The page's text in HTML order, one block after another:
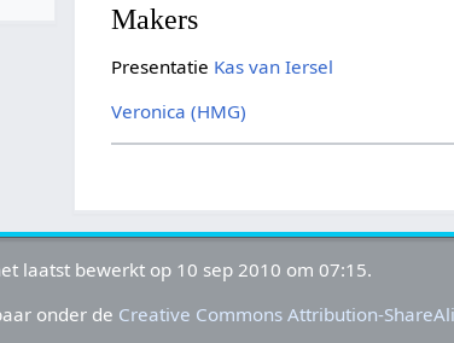
Makers
Presentatie Kas van Iersel
Veronica (HMG)
laatst bewerkt op 10 sep 2010 om 07:15.
onder de Creative Commons Attribution-